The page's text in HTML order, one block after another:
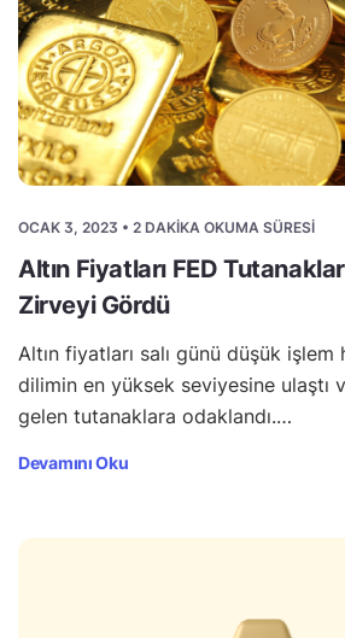
OCAK 3, 2023 • 2 DAKIKA OKUMA SÜRESI
Altın Fiyatları FED
Zirveyi Gördü
Altın fiyatları salı günü düşük işlem
dilimin en yüksek seviyesine ulaştı
gelen tutanaklara odaklandı.…
Devamını Oku